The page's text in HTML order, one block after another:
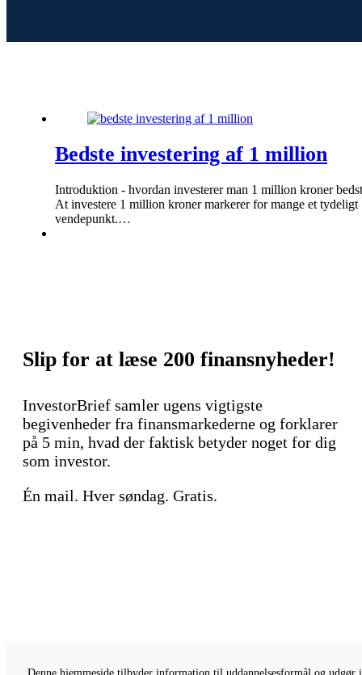
Bedste investering af 1 million
Introduktion - hvordan investerer man 1 million kroner
At investere 1 million kroner markerer for mange et tydeligt
vendepunkt.…
Slip for at læse 200 finansnyheder!
InvestorBrief samler ugens vigtigste
begivenheder fra finansmarkederne og forklarer
på 5 min, hvad der faktisk betyder noget for dig
som investor.
Én mail. Hver søndag. Gratis.